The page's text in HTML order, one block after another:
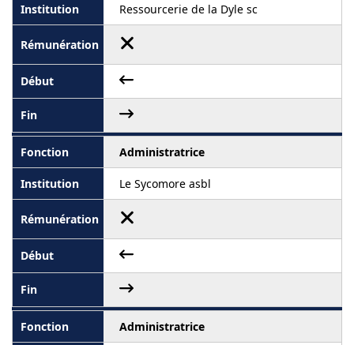
Ressourcerie de la Dyle sc
Administratrice
Le Sycomore asbl
Administratrice